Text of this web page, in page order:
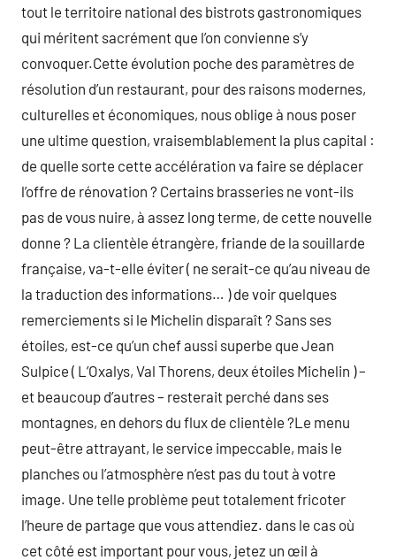
tout le territoire national des bistrots gastronomiques
qui méritent sacrément que l’on convienne s’y
convoquer.Cette évolution poche des paramètres de
résolution d’un restaurant, pour des raisons modernes,
culturelles et économiques, nous oblige à nous poser
une ultime question, vraisemblablement la plus capital :
de quelle sorte cette accélération va faire se déplacer
l’offre de rénovation ? Certains brasseries ne vont-ils
pas de vous nuire, à assez long terme, de cette nouvelle
donne ? La clientèle étrangère, friande de la souillarde
française, va-t-elle éviter ( ne serait-ce qu’au niveau de
la traduction des informations… ) de voir quelques
remerciements si le Michelin disparaît ? Sans ses
étoiles, est-ce qu’un chef aussi superbe que Jean
Sulpice ( L’Oxalys, Val Thorens, deux étoiles Michelin ) –
et beaucoup d’autres – resterait perché dans ses
montagnes, en dehors du flux de clientèle ?Le menu
peut-être attrayant, le service impeccable, mais le
planches ou l’atmosphère n’est pas du tout à votre
image. Une telle problème peut totalement fricoter
l’heure de partage que vous attendiez. dans le cas où
cet côté est important pour vous, jetez un œil à